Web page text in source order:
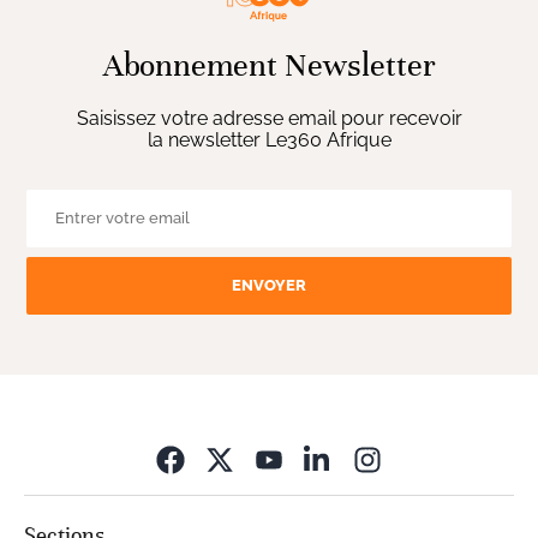
Abonnement Newsletter
Saisissez votre adresse email pour recevoir
la newsletter Le360 Afrique
ENVOYER